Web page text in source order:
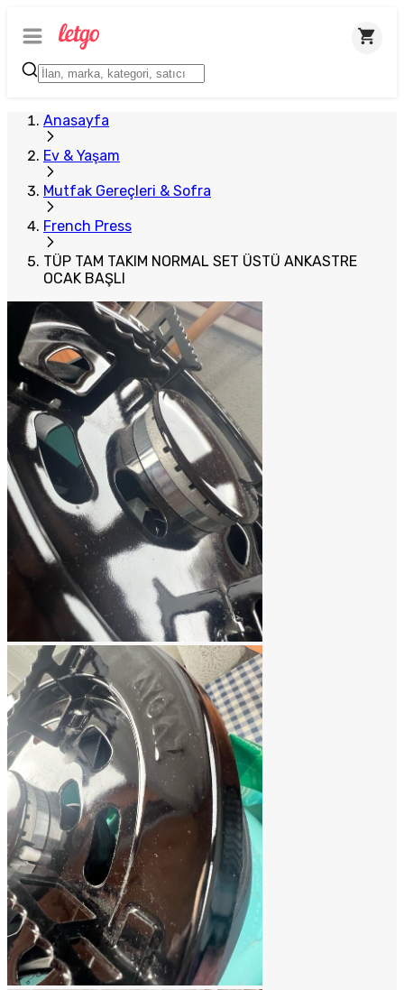
Anasayfa
Ev & Yaşam
Mutfak Gereçleri & Sofra
French Press
TÜP TAM TAKIM NORMAL SET ÜSTÜ ANKASTRE
OCAK BAŞLI
Plus Satıcı